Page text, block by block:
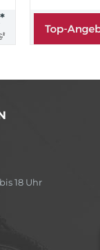
*
*
18 Uhr